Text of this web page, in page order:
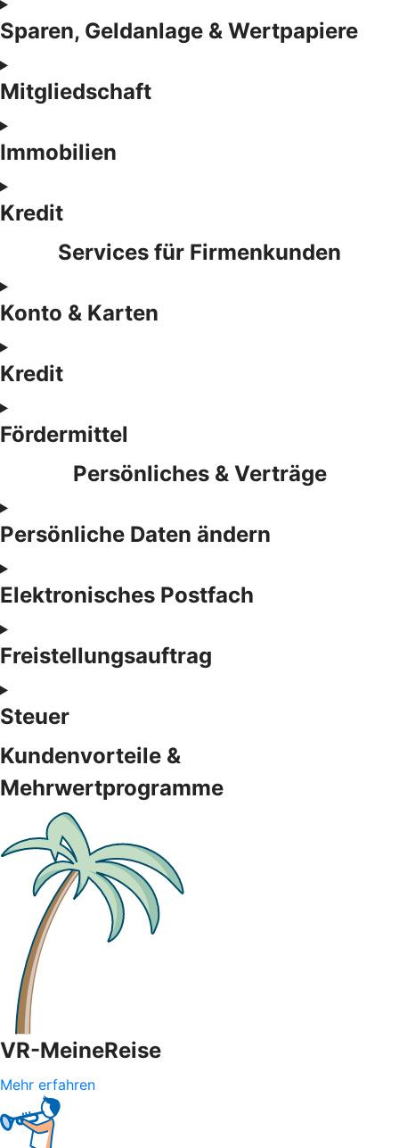
Sparen, Geldanlage & Wertpapiere
Mitgliedschaft
Immobilien
Kredit
Services für Firmenkunden
Konto & Karten
Kredit
Fördermittel
Persönliches & Verträge
Persönliche Daten ändern
Elektronisches Postfach
Freistellungsauftrag
Steuer
Kundenvorteile &
Mehrwertprogramme
VR-MeineReise
Mehr erfahren